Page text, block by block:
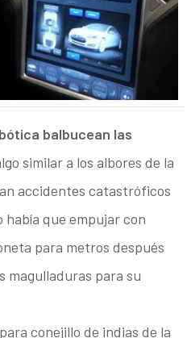
balbucean las
similar a los albores de la
accidentes catastróficos
había que empujar con
para metros después
magulladuras para su
conejillo de indias de la